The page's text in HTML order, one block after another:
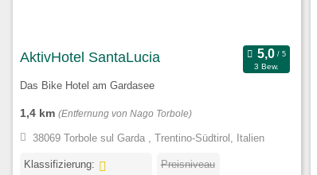
AktivHotel SantaLucia
3 Bew.
Das Bike Hotel am Gardasee
1,4 km (Entfernung von Nago Torbole)
38069 Torbole sul Garda , Trentino-Südtirol, Italien
Klassifizierung: Preisniveau